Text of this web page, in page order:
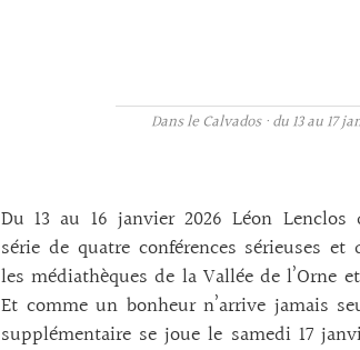
Dans le Calvados · du 13 au 17
Du 13 au 16 janvier 2026 Léon Lenclos
série de quatre conférences sérieuses et
les médiathèques de la Vallée de l’Orne
Et comme un bonheur n’arrive jamais
supplémentaire se joue le samedi 17